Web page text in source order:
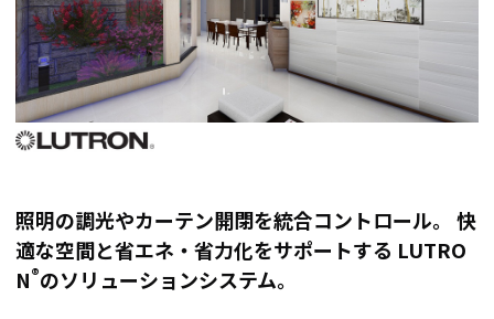
照明の調光やカーテン開閉を統合コントロール。 快
適な空間と省エネ・省力化をサポートする LUTRO
N®のソリューションシステム。